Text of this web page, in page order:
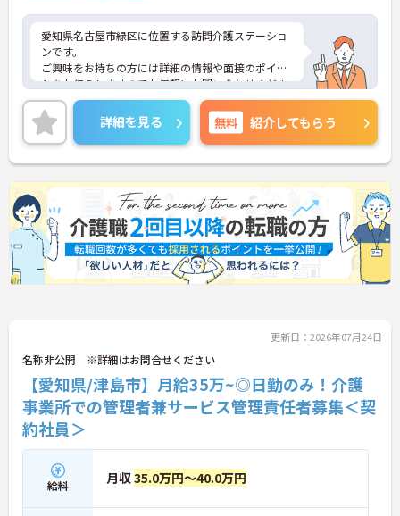
愛知県名古屋市緑区に位置する訪問介護ステーショ
ンです。
ご興味をお持ちの方には詳細の情報や面接のポイン
トをお伝えしますのでお気軽にお問い合わせくださ
いませ。
詳細を見る 無料 紹介してもらう
更新日：2026年07月24日
名称非公開 ※詳細はお問合せください
【愛知県/津島市】月給35万~◎日勤のみ！介護
事業所での管理者兼サービス管理責任者募集＜契
約社員＞
給料 月収35.0万円～40.0万円